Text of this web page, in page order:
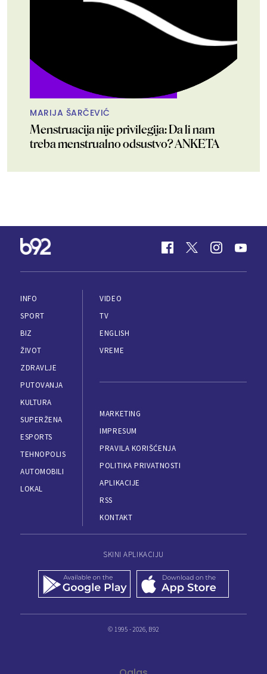
MARIJA ŠARČEVIĆ
Menstruacija nije privilegija: Da li nam
treba menstrualno odsustvo? ANKETA
INFO
SPORT
BIZ
ŽIVOT
ZDRAVLJE
PUTOVANJA
KULTURA
SUPERŽENA
ESPORTS
TEHNOPOLIS
AUTOMOBILI
LOKAL
VIDEO
TV
ENGLISH
VREME
MARKETING
IMPRESUM
PRAVILA KORIŠĆENJA
POLITIKA PRIVATNOSTI
APLIKACIJE
RSS
KONTAKT
SKINI APLIKACIJU
© 1995 - 2026, B92